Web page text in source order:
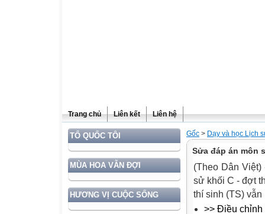
Trang chủ Liên kết Liên hệ
TỔ QUỐC TÔI
MÙA HOA VẪN ĐỢI
HƯƠNG VỊ CUỘC SỐNG
Gốc > Dạy và học Lịch
Sửa đáp án môn
(Theo Dân
sử khối C - đợt
thí sinh (TS) vẫn
>> Điều chỉnh